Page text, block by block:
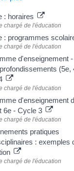
: horaires
chargé de l'éducation
: programmes
chargé de l'éducation
d'enseignement
(5e,
chargé de l'éducation
d'enseignement
6e - Cycle 3
chargé de l'éducation
pratiques
: exemples
chargé de l'éducation